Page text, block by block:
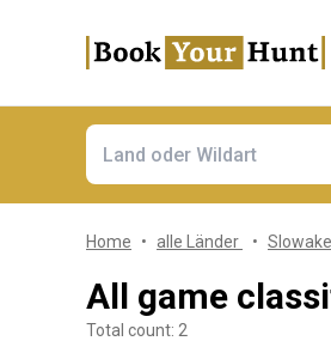
Home alle Länder
All game
Total count: 2